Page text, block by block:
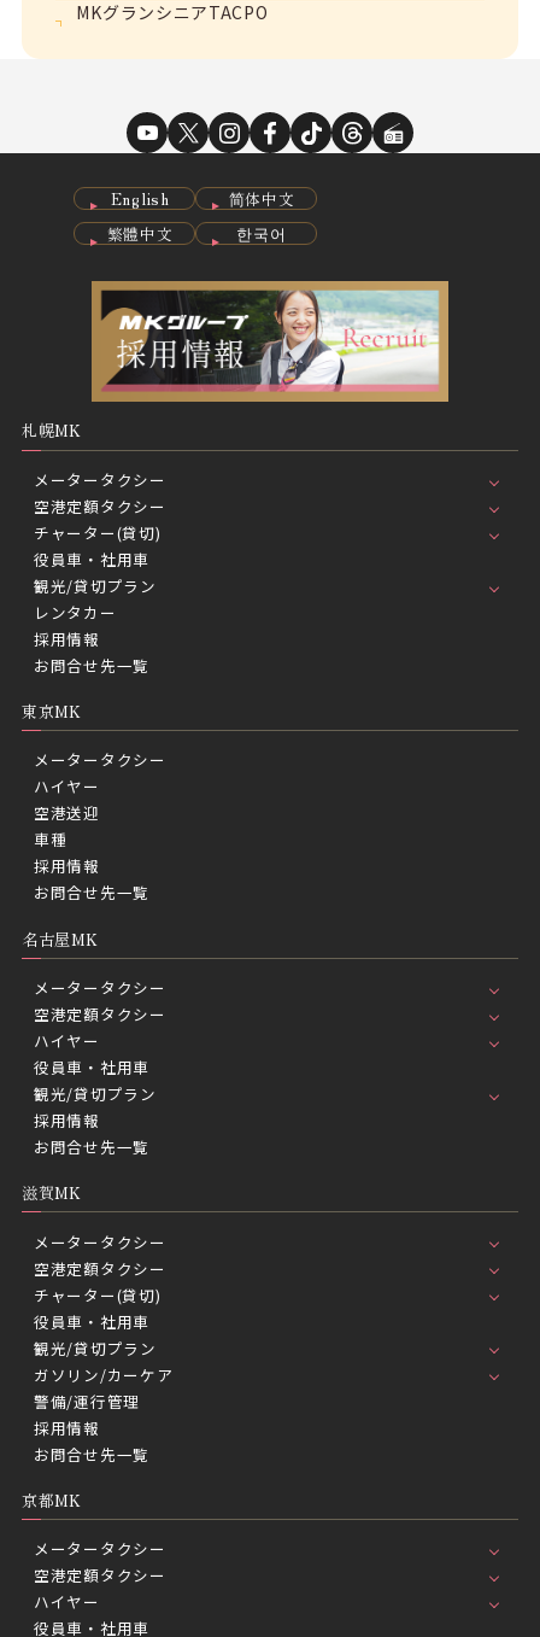
MKグランシニアTACPO
English
简体中文
繁體中文
한국어
札幌MK
メータータクシー
空港定額タクシー
チャーター(貸切)
役員車・社用車
観光/貸切プラン
レンタカー
採用情報
お問合せ先一覧
東京MK
メータータクシー
ハイヤー
空港送迎
車種
採用情報
お問合せ先一覧
名古屋MK
メータータクシー
空港定額タクシー
ハイヤー
役員車・社用車
観光/貸切プラン
採用情報
お問合せ先一覧
滋賀MK
メータータクシー
空港定額タクシー
チャーター(貸切)
役員車・社用車
観光/貸切プラン
ガソリン/カーケア
警備/運行管理
採用情報
お問合せ先一覧
京都MK
メータータクシー
空港定額タクシー
ハイヤー
役員車・社用車